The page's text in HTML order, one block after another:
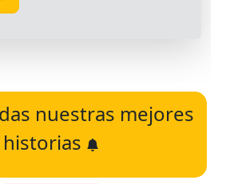
nuestras mejores
historias